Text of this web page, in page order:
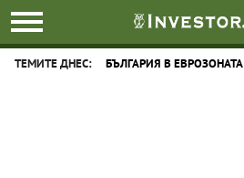
ТЕМИТЕ ДНЕС: БЪЛГАРИЯ В ЕВРОЗОНАТА